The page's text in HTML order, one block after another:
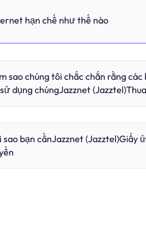
hạn chế như thế nào
sao chúng tôi chắc chắn rằng các
dụng chúngJazznet
sao bạn cầnJazznet (Jazztel)Giấy